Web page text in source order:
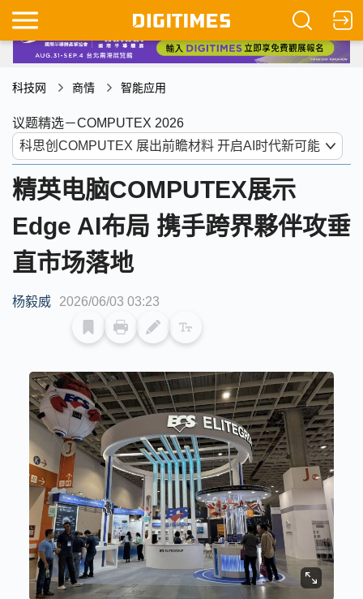
科技网 商情 智能应用
议题精选－COMPUTEX 2026
精英电脑COMPUTEX展示
Edge AI布局 携手跨界夥伴攻垂
直市场落地
杨毅威 2026/06/03 03:23